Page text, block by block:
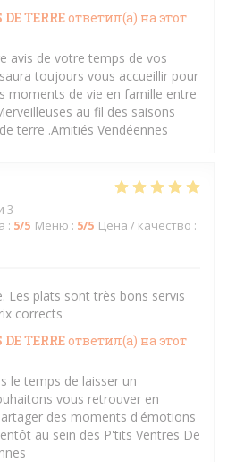
TERREответил(а) на этот
avis de votre temps de vos
toujours vous accueillir pour
moments de vie en famille entre
au fil des saisons
terre .Amitiés Vendéennes
3
: 5/5 Меню : 5/5 Цена / качество :
Les plats sont très bons servis
corrects
TERREответил(а) на этот
le temps de laisser un
vous retrouver en
des moments d'émotions
au sein des P'tits Ventres De